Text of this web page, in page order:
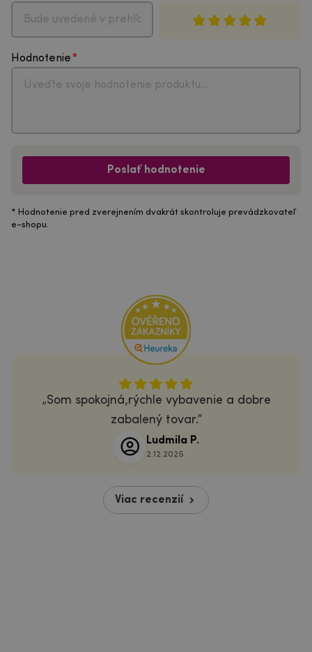
Hodnotenie
Poslať hodnotenie
* Hodnotenie pred zverejnením dvakrát skontroluje prevádzkovateľ
e-shopu.
Som spokojná,rýchle vybavenie a dobre
zabalený tovar.
Ludmila P.
2.12.2025
Viac recenzií